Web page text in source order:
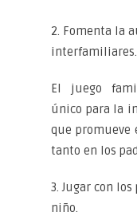
2. Fomenta la
interfamiliares.
El juego
único para la
que promueve
tanto en los
3. Jugar con
niño.